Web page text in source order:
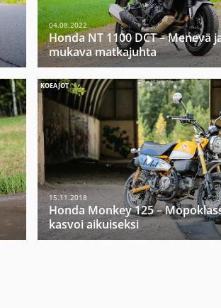
04.08.2022
Honda NT 1100 DCT – Menevä
mukava matkajuhta
KOEAJOT
15.11.2018
Honda Monkey 125 –
kasvoi aikuiseksi